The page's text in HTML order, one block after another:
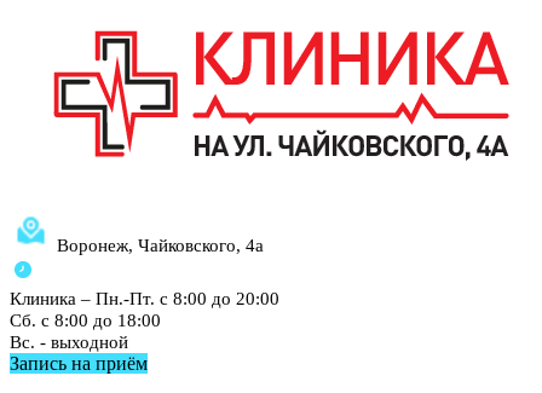
Воронеж, Чайковского, 4а
Клиника – Пн.-Пт. с 8:00 до 20:00
Сб. с 8:00 до 18:00
Вс. - выходной
Запись на приём